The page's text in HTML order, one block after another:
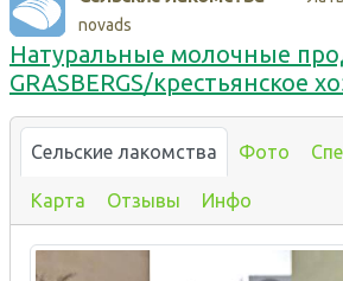
novads
Натуральные молочные
GRASBERGS/крестьянское
Сельские лакомства Фото
Карта Отзывы Инфо